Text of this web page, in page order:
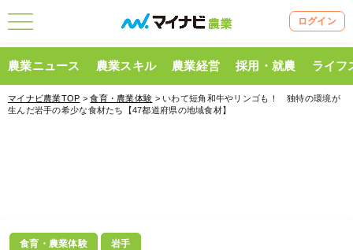
ログイン
農業ニュース 農業スキル 農業経営 採用・就農 ライフ
マイナビ農業TOP >食育・農業体験 > いわて短角和牛やリンゴも！ 独特の環境が
生んだ岩手の希少な食材たち【47都道府県の地域食材】
食育・農業体験 岩手